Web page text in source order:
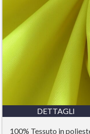
DETTAGLI
100% Tessuto in